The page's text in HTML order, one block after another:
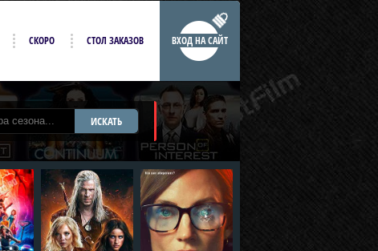
ВХОД НА САЙТ
СКОРО СТОЛ ЗАКАЗОВ
ИСКАТЬ